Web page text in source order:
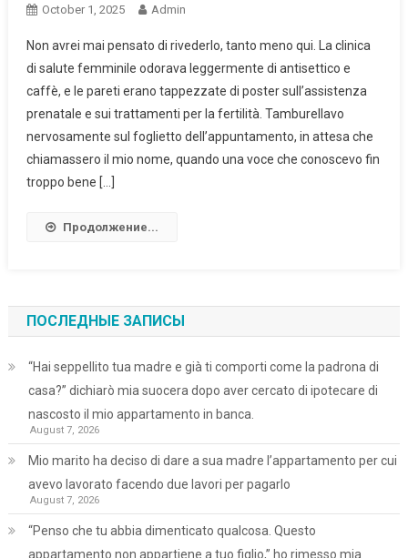
October 1, 2025 Admin
Non avrei mai pensato di rivederlo, tanto meno qui. La clinica
di salute femminile odorava leggermente di antisettico e
caffè, e le pareti erano tappezzate di poster sull’assistenza
prenatale e sui trattamenti per la fertilità. Tamburellavo
nervosamente sul foglietto dell’appuntamento, in attesa che
chiamassero il mio nome, quando una voce che conoscevo fin
troppo bene […]
Продолжение...
ПОСЛЕДНЫЕ ЗАПИСЫ
“Hai seppellito tua madre e già ti comporti come la padrona di
casa?” dichiarò mia suocera dopo aver cercato di ipotecare di
nascosto il mio appartamento in banca.
August 7, 2026
Mio marito ha deciso di dare a sua madre l’appartamento per cui
avevo lavorato facendo due lavori per pagarlo
August 7, 2026
“Penso che tu abbia dimenticato qualcosa. Questo
appartamento non appartiene a tuo figlio,” ho rimesso mia